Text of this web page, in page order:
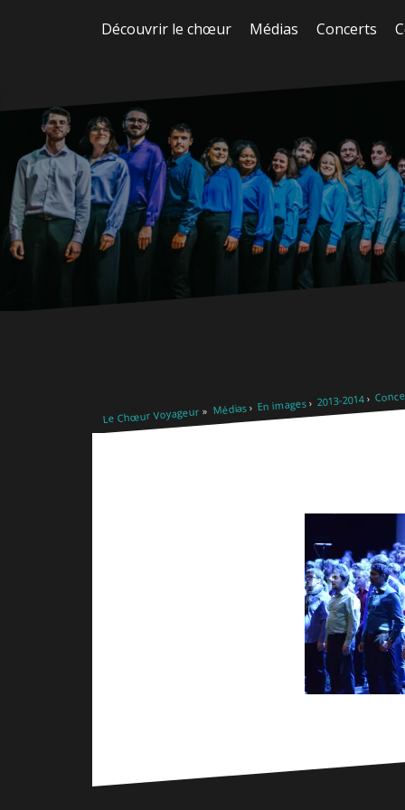
Découvrir le chœur Médias Concerts
Le Chœur Voyageur Médias En images 2013-2014